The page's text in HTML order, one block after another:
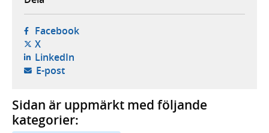
Facebook- öppnas i ny flik, extern webbplats,
X- öppnas i ny flik, extern webbplats,
LinkedIn- öppnas i ny flik, extern webbplats,
E-post- öppnar din e-postklient,
Sidan är uppmärkt med följande
kategorier: